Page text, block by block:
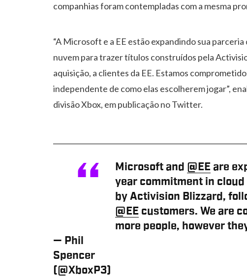
companhias foram contempladas com a mesma
“A Microsoft e a EE estão expandindo sua
nuvem para trazer títulos construídos pela
aquisição, a clientes da EE. Estamos
independente de como elas escolherem jogar”,
divisão Xbox, em publicação no Twitter.
Microsoft and @EE are
year commitment in
by Activision Blizzard,
@EE customers. We are
more people, however
— Phil
Spencer
(@XboxP3)